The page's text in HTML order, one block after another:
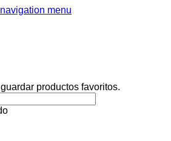
menu
productos favoritos.